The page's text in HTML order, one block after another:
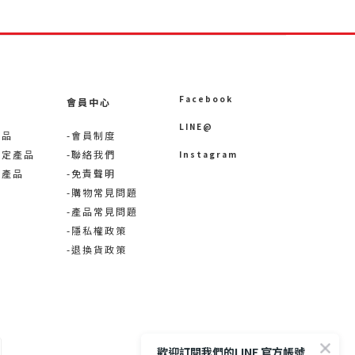
產品
品
會員中心
-會員制度
-聯絡我們
-免責聲明
-購物常見問題
-產品常見問題
-隱私權政策
-退換貨政策
Facebook
LINE@
Instagram
歡迎訂閱我們的LINE 官方帳號